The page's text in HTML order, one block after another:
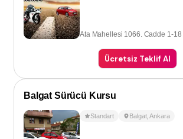
Ata Mahellesi 1066. Cadde 1-
Ücretsiz Teklif Al
Balgat Sürücü Kursu
Standart Balgat,Ankara